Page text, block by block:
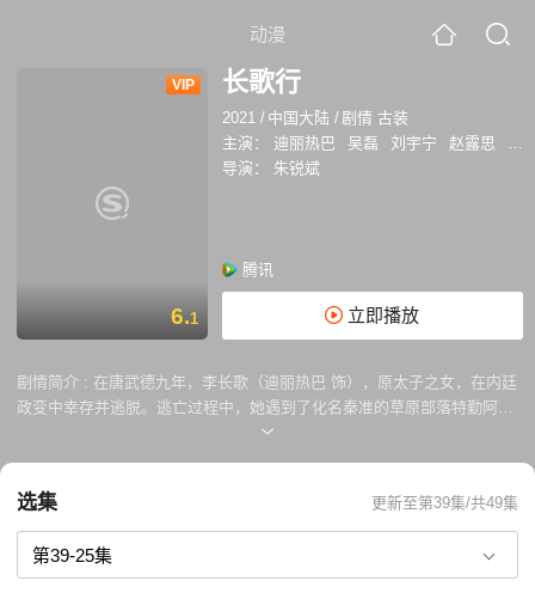
动漫
VIP
6.1
长歌行
2021 / 中国大陆 /剧情 古装
主演：
迪丽热巴 吴磊 刘宇宁 赵露思
方
导演：
朱锐斌
腾讯
立即播放
剧情简介 : 在唐武德九年，李长歌（迪丽热巴 饰），原太子之女，在内廷
政变中幸存并逃脱。逃亡过程中，她遇到了化名秦准的草原部落特勤阿诗
勒隼（吴磊 饰），两人最初对立，随后逐渐建立了互相的尊重。在幽州，
熟人秦准，这让她感到震惊和痛苦。 面对州的紧急情况，长歌决定成为战
俘，前往草原与敌方谈判，从中揭露出大可汗的阴谋。为了保护大唐，长
歌愿意暂时放下个人仇恨，拼尽全力解决危机。尽管隼为了救她与大可汗
对立，两人却因为误会被迫分开。经历了许多波折后，长歌明白了仁者无
选集 更新至第39集/共49集